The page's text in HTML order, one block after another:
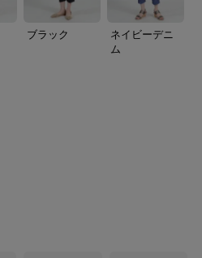
ブラック
ネイビーデニ
ム